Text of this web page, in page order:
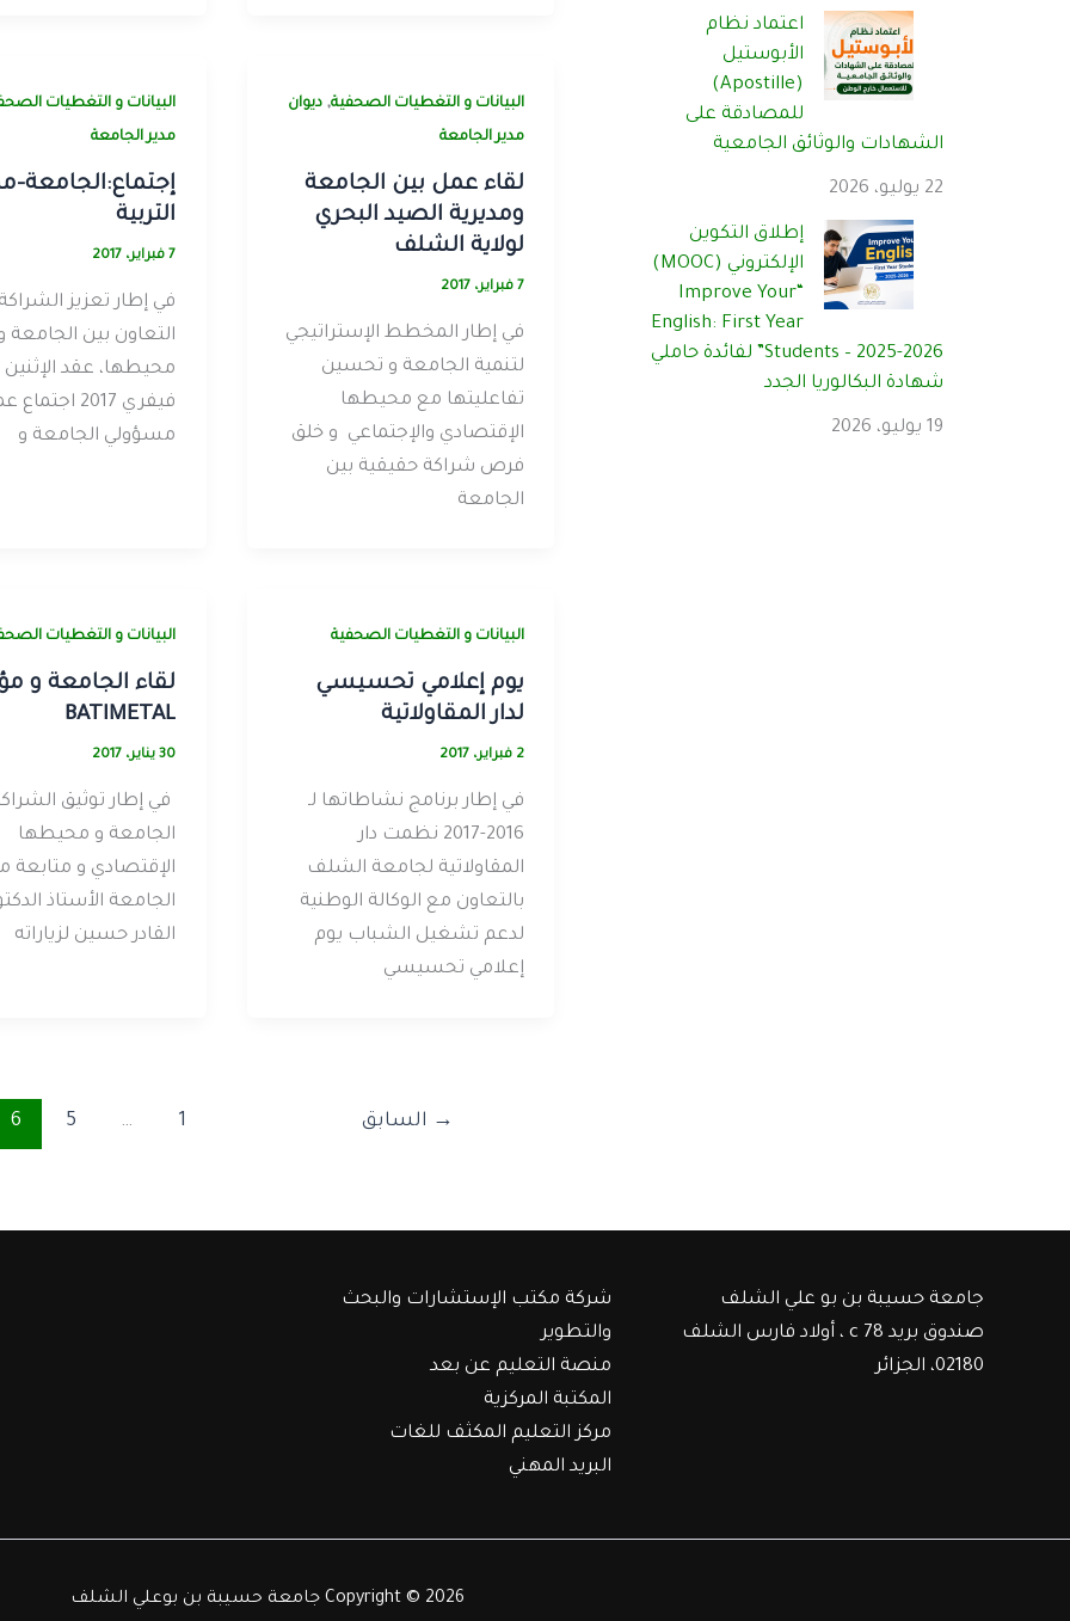
اعتماد نظام
الأبوستيل
(Apostille)
للمصادقة على
الشهادات والوثائق الجامعية
22 يوليو، 2026
إطلاق التكوين
الإلكتروني (MOOC)
“Improve Your
English: First Year
Students – 2025-2026” لفائدة حاملي
شهادة البكالوريا الجدد
19 يوليو، 2026
البيانات و التغطيات الصحفية,ديوان
مدير الجامعة
لقاء عمل بين الجامعة
ومديرية الصيد البحري
لولاية الشلف
7 فبراير، 2017
في إطار المخطط الإستراتيجي
لتنمية الجامعة و تحسين
تفاعليتها مع محيطها
الإقتصادي والإجتماعي و خلق
فرص شراكة حقيقية بين
الجامعة
البيانات و التغطيات
مدير الجامعة
إجتماع:الجامعة-
التربية
7 فبراير، 2017
في إطار تعزيز
التعاون بين الجامعة
فيفري 2017
مسؤولي الجامعة و
البيانات و التغطيات الصحفية
يوم إعلامي تحسيسي
لدار المقاولاتية
2 فبراير، 2017
في إطار برنامج نشاطاتها لـ
2016-2017 نظمت دار
المقاولاتية لجامعة الشلف
بالتعاون مع الوكالة الوطنية
لدعم تشغيل الشباب يوم
إعلامي تحسيسي
البيانات و التغطيات
لقاء الجامعة و
BATIMETAL
30 يناير، 2017
في إطار توثيق
الجامعة و محيطها
الإقتصادي و متابعة
الجامعة الأستاذ
القادر حسين لزياراته
→ السابق 1
…
5
6
جامعة حسيبة بن بو علي الشلف
صندوق بريد c 78 ، أولاد فارس الشلف
02180، الجزائر
شركة مكتب الإستشارات والبحث
والتطوير
منصة التعليم عن بعد
المكتبة المركزية
مركز التعليم المكثف للغات
البريد المهني
Copyright © 2026 جامعة حسيبة بن بوعلي الشلف